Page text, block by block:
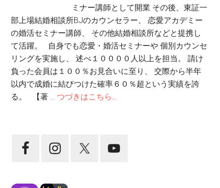
ミナー講師として開業 その後、東証一
部上場結婚相談所BJのカウンセラー、 恋愛アカデミー
の婚活セミナー講師、 その他結婚相談所などと提携し
て活躍。 自身でも恋愛・婚活セミナーや 個別カウンセ
リングを実施し、 述べ１００００人以上を担当。 請け
負った会員は１００％お見合いに至り、 交際から半年
以内で成婚に結びつけた確率６０％超という実績を誇
る。 【著 …つづきはこちら...